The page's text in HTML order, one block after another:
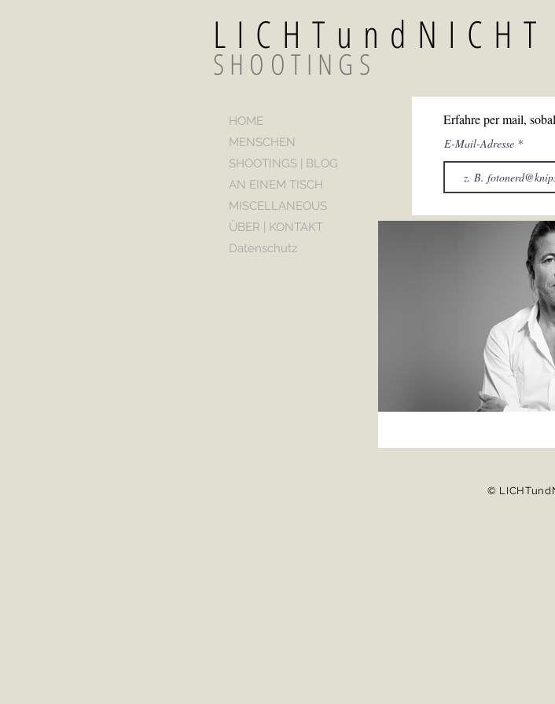
SHOOTINGS
Erfahre per mail,
E-Mail-Adresse
HOME
MENSCHEN
SHOOTINGS | BLOG
AN EINEM TISCH
MISCELLANEOUS
ÜBER | KONTAKT
Datenschutz
©